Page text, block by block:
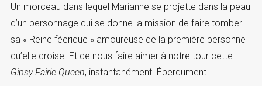
Un morceau dans lequel Marianne se projette dans la peau
d’un personnage qui se donne la mission de faire tomber
sa « Reine féerique » amoureuse de la première personne
qu’elle croise. Et de nous faire aimer à notre tour cette
Gipsy Fairie Queen, instantanément. Éperdument.